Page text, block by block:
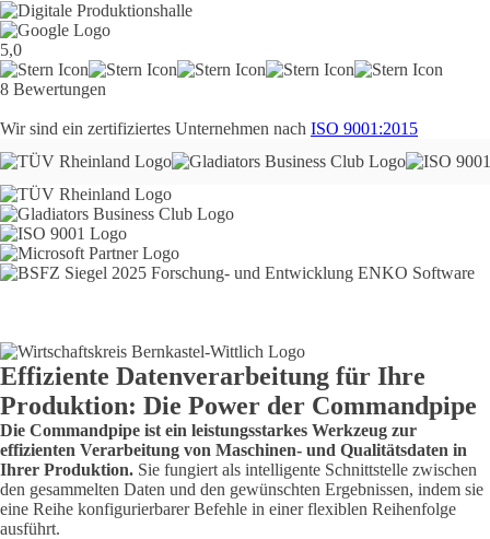
5,0
8 Bewertungen
Wir sind ein zertifiziertes Unternehmen nach ISO 9001:2015
Effiziente Datenverarbeitung für Ihre
Produktion: Die Power der Commandpipe
Die Commandpipe ist ein leistungsstarkes Werkzeug zur
effizienten Verarbeitung von Maschinen- und Qualitätsdaten in
Ihrer Produktion. Sie fungiert als intelligente Schnittstelle zwischen
den gesammelten Daten und den gewünschten Ergebnissen, indem sie
eine Reihe konfigurierbarer Befehle in einer flexiblen Reihenfolge
ausführt.